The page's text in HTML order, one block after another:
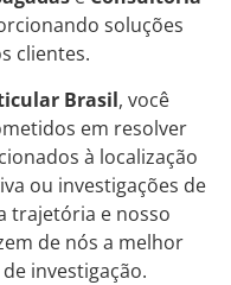
soluções
clientes.
Brasil, você
em resolver
à localização
ou investigações de
trajetória e nosso
de nós a melhor
investigação.